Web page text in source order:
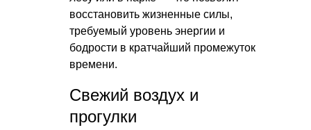
восстановить жизненные силы,
требуемый уровень энергии и
бодрости в кратчайший промежуток
времени.
Свежий воздух и
прогулки